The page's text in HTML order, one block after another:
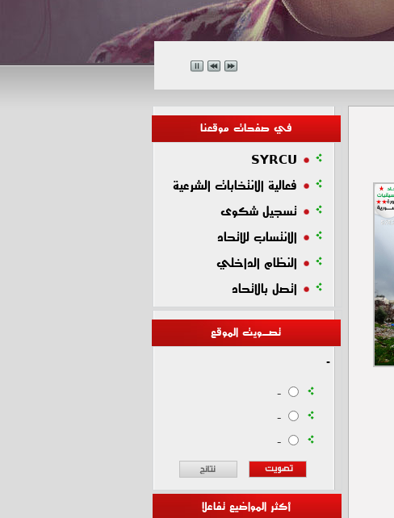
في صفحات موقعنا
SYRCU
فعالية الانتخابات الشرعية
تسجيل شكوى
الانتساب للاتحاد
النظام الداخلي
اتصل بالاتحاد
تصـويت الموقع
-
-
-
-
أكثر المواضيع تفاعلا